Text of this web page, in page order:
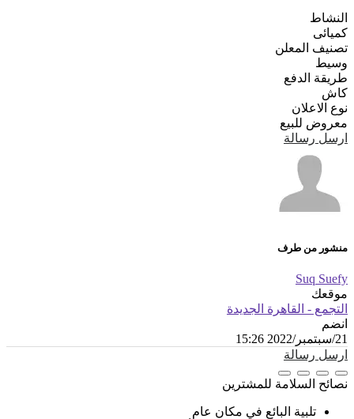
النشاط
كميائى
تصنيف المعلن
وسيط
طريقة الدفع
كاش
نوع الاعلان
معروض للبيع
ارسل رسالة
منشور من طرف
Suq Suefy
موقعك
التجمع - القاهرة الجديدة
انضم
21/سبتمبر/2022 15:26
ارسل رسالة
نصائح السلامة للمشترين
تلبية البائع في مكان عام